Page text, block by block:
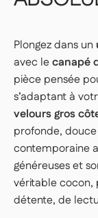
Plongez dans un
avec lecanapé
pièce pensée
s’adaptant à
velours gros
profonde,
contemporaine
généreuses et
véritable cocon,
détente, de